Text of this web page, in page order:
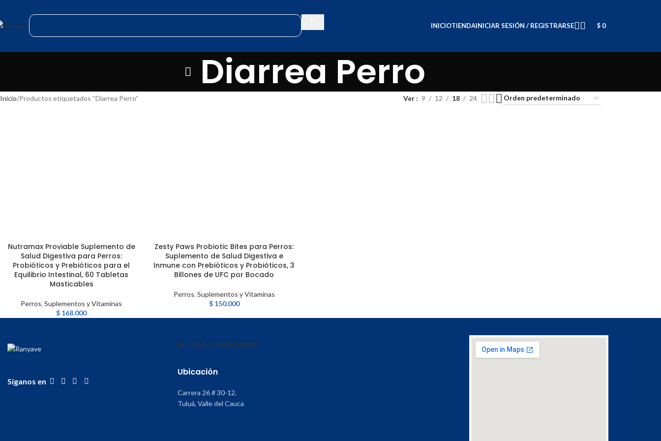
INICIOTIENDAINICIAR SESIÓN / REGISTRARSE $ 0
Diarrea Perro
Inicio Productos etiquetados “Diarrea Perro” Ver 9 12 18 24
AÑADIR AL CARRITO
Nutramax Proviable Suplemento de
Salud Digestiva para Perros:
Probióticos y Prebióticos para el
Equilibrio Intestinal, 60 Tabletas
Masticables
Perros,Suplementos y Vitaminas
$ 168.000
AÑADIR AL CARRITO
Zesty Paws Probiotic Bites para Perros:
Suplemento de Salud Digestiva e
Inmune con Prebióticos y Probióticos, 3
Billones de UFC por Bocado
Perros, Suplementos y Vitaminas
$150.000
Síganos en
INICIOMI CUENTATIENDA
Ubicación
Carrera 26 # 30-12,
Tuluá, Valle del Cauca